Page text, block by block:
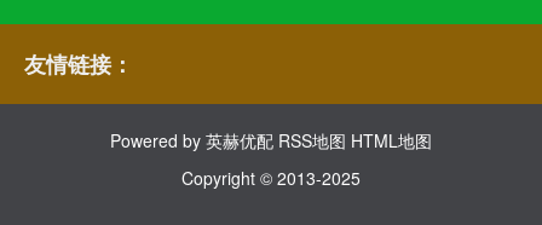
友情链接：
Powered by 英赫优配 RSS地图 HTML地图
Copyright © 2013-2025